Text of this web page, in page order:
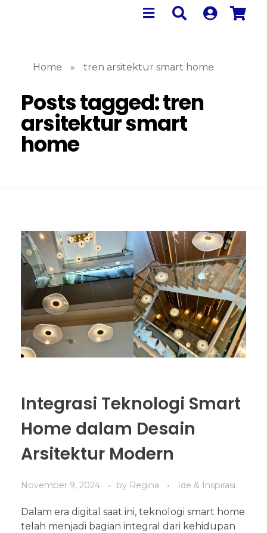
Home » tren arsitektur smart home
Posts tagged: tren
arsitektur smart
home
Integrasi Teknologi Smart
Home dalam Desain
Arsitektur Modern
November 9, 2024 by Regina Ide & Inspirasi
Dalam era digital saat ini, teknologi smart home
telah menjadi bagian integral dari kehidupan